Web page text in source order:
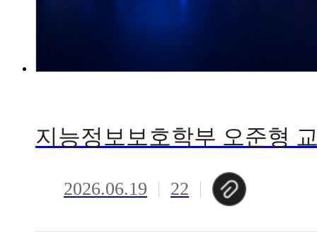
2026.06.19 22